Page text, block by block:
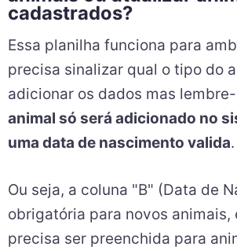
cadastrados?
Essa planilha funciona para
precisa sinalizar qual o tipo do
adicionar os dados mas
animal só será adicionado no
uma data de nascimento valida.
Ou seja, a coluna "B" (Data de
obrigatória para novos animais,
precisa ser preenchida para